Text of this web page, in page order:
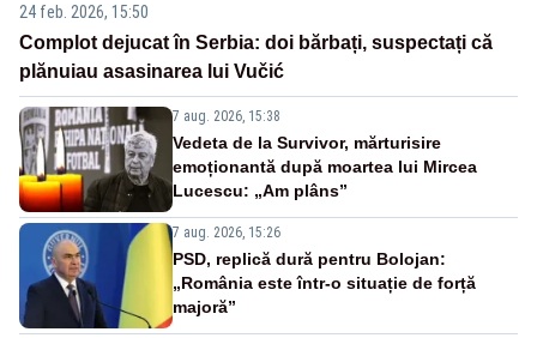
24 feb. 2026, 15:50
Complot dejucat în Serbia: doi bărbați, suspectați că
plănuiau asasinarea lui Vučić
7 aug. 2026, 15:38
Vedeta de la Survivor, mărturisire
emoționantă după moartea lui Mircea
Lucescu: „Am plâns”
7 aug. 2026, 15:26
PSD, replică dură pentru Bolojan:
„România este într-o situație de forță
majoră”